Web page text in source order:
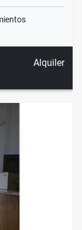
Alquiler